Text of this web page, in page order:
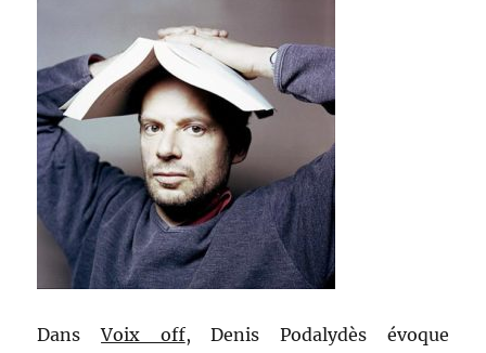
DansVoix off, Denis Podalydès évoque